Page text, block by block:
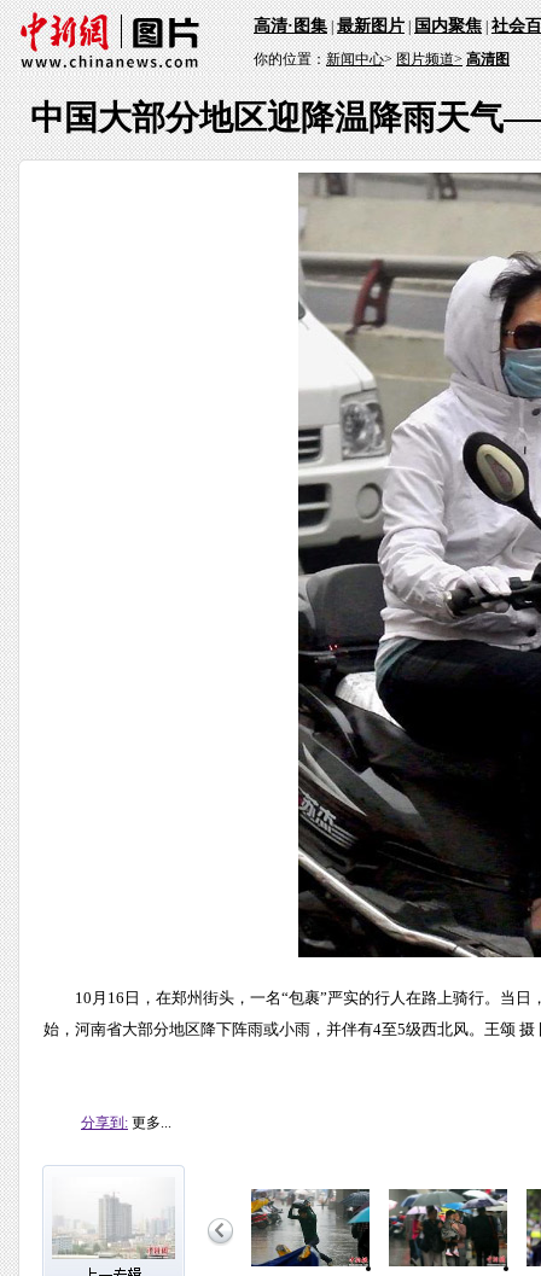
高清·图集|最新图片|国内聚焦|社会
你的位置：新闻中心>图片频道> 高清图
中国大部分地区迎降温降雨天气
10月16日，在郑州街头，一名“包裹”严实的行人在路上骑行。当
始，河南省大部分地区降下阵雨或小雨，并伴有4至5级西北风。王颂 摄
分享到: 更多...